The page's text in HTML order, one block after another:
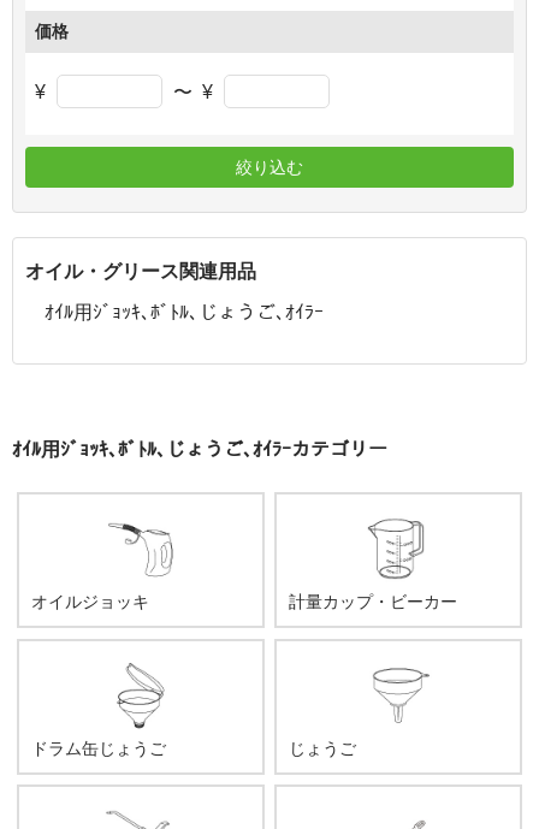
価格
¥ 〜 ¥
絞り込む
オイル・グリース関連用品
ｵｲﾙ用ｼﾞｮｯｷ､ﾎﾞﾄﾙ､じょうご､ｵｲﾗｰ
ｵｲﾙ用ｼﾞｮｯｷ､ﾎﾞﾄﾙ､じょうご､ｵｲﾗｰカテゴリー
オイルジョッキ 計量カップ・ビーカー
ドラム缶じょうご じょうご